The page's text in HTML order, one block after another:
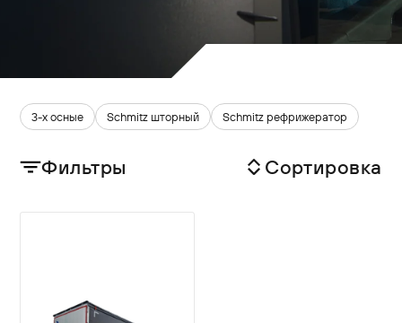
3-х осные Schmitz шторный Schmitz рефрижератор
Фильтры Сортировка